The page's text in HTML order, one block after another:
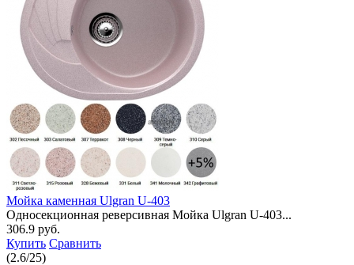
Мойка каменная Ulgran U-403
Односекционная реверсивная Мойка Ulgran U-403...
306.9 руб.
Купить Сравнить
(2.6/25)